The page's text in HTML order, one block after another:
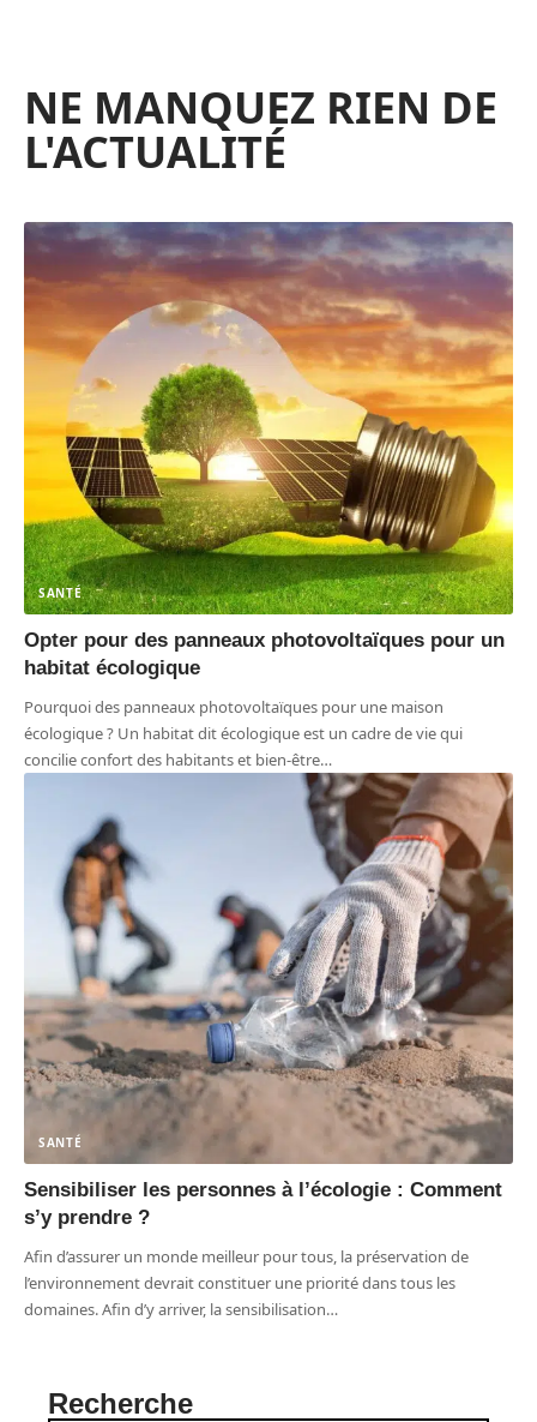
NE MANQUEZ RIEN DE
L'ACTUALITÉ
SANTÉ
Opter pour des panneaux photovoltaïques pour un
habitat écologique
Pourquoi des panneaux photovoltaïques pour une maison
écologique ? Un habitat dit écologique est un cadre de vie qui
concilie confort des habitants et bien-être…
SANTÉ
Sensibiliser les personnes à l’écologie : Comment
s’y prendre ?
Afin d’assurer un monde meilleur pour tous, la préservation de
l’environnement devrait constituer une priorité dans tous les
domaines. Afin d’y arriver, la sensibilisation…
Recherche